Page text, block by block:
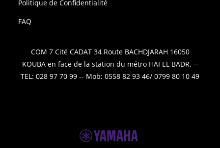
Politique de Confidentialité
FAQ
COM 7 Cité CADAT 34 Route BACHDJARAH 16050
KOUBA en face de la station du métro HAI EL BADR. --
TEL: 028 97 70 99 -- Mob: 0558 82 93 46/ 0799 80 10 49